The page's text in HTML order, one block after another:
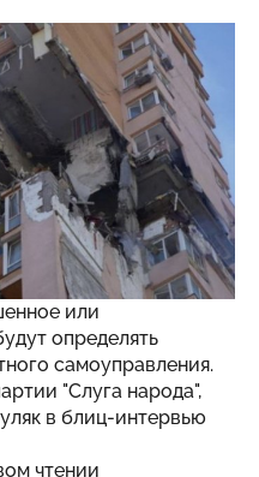
или
определять
самоуправления.
"Слуга народа",
в блиц-интервью
чтении